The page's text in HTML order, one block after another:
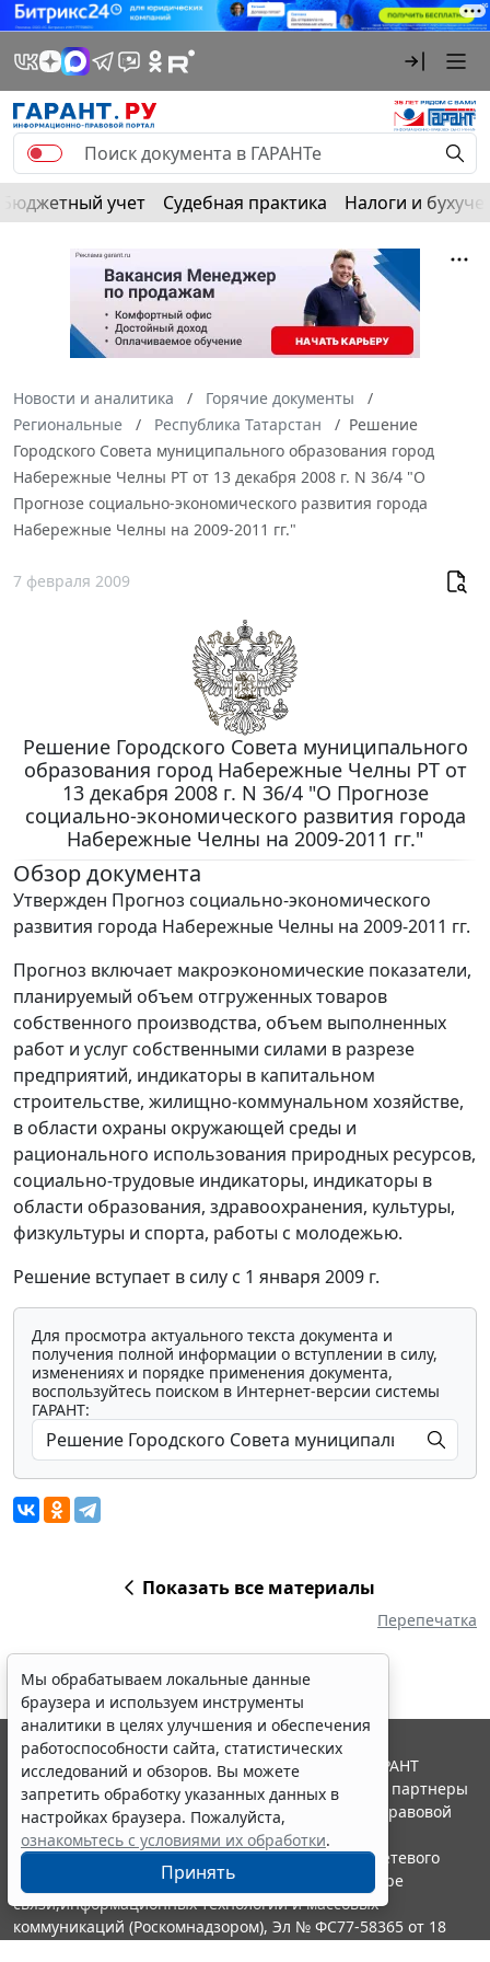
Бюджетный учет Судебная практика Налоги и
Новости и аналитика
Горячие документы
Региональные
Республика Татарстан
Решение
Городского Совета муниципального образования город
Набережные Челны РТ от 13 декабря 2008 г. N 36/4 "О
Прогнозе социально-экономического развития города
Набережные Челны на 2009-2011 гг."
7 февраля 2009
Решение Городского Совета муниципального
образования город Набережные Челны РТ от
13 декабря 2008 г. N 36/4 "О Прогнозе
социально-экономического развития города
Набережные Челны на 2009-2011 гг."
Обзор документа
Утвержден Прогноз социально-экономического
развития города Набережные Челны на 2009-2011 гг.
Прогноз включает макроэкономические показатели,
планируемый объем отгруженных товаров
собственного производства, объем выполненных
работ и услуг собственными силами в разрезе
предприятий, индикаторы в капитальном
строительстве, жилищно-коммунальном хозяйстве,
в области охраны окружающей среды и
рационального использования природных ресурсов,
социально-трудовые индикаторы, индикаторы в
области образования, здравоохранения, культуры,
физкультуры и спорта, работы с молодежью.
Решение вступает в силу с 1 января 2009 г.
Для просмотра актуального текста документа и
получения полной информации о вступлении в силу,
изменениях и порядке применения документа,
воспользуйтесь поиском в Интернет-версии системы
ГАРАНТ:
Показать все материалы
Перепечатка
Мы обрабатываем локальные данные
браузера и используем инструменты
аналитики в целях улучшения и обеспечения
работоспособности сайта, статистических
исследований и обзоров. Вы можете
запретить обработку указанных данных в
настройках браузера. Пожалуйста,
ознакомьтесь с условиями их обработки.
Принять
© ООО "НПП "ГАРАНТ-СЕРВИС", 2026. Система ГАРАНТ
выпускается с 1990 года. Компания "Гарант" и ее партнеры
являются участниками Российской ассоциации правовой
информации ГАРАНТ.
Портал ГАРАНТ.РУ зарегистрирован в качестве сетевого
издания Федеральной службой по надзору в сфере
связи,информационных технологий и массовых
коммуникаций (Роскомнадзором), Эл № ФС77-58365 от 18